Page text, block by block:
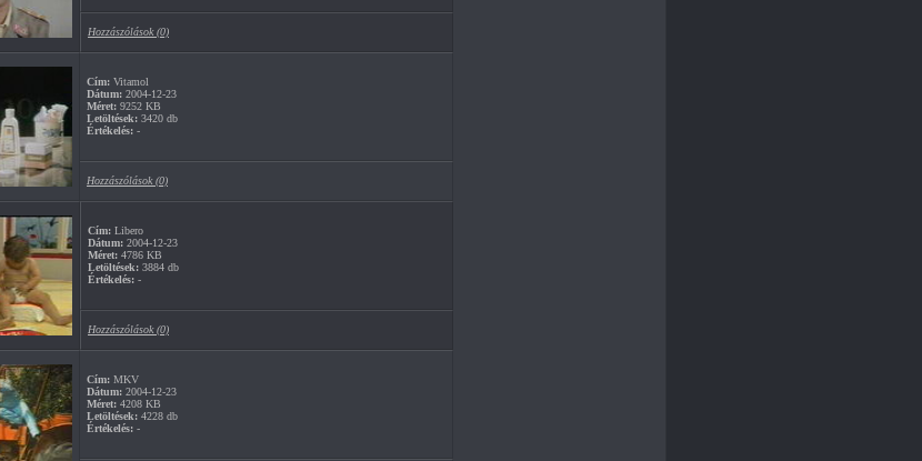
Hozzászólások (0)
Cím: Vitamol
Dátum: 2004-12-23
Méret: 9252 KB
Letöltések: 3420 db
Értékelés: -
Hozzászólások (0)
Cím: Libero
Dátum: 2004-12-23
Méret: 4786 KB
Letöltések: 3884 db
Értékelés: -
Hozzászólások (0)
Cím: MKV
Dátum: 2004-12-23
Méret: 4208 KB
Letöltések: 4228 db
Értékelés: -